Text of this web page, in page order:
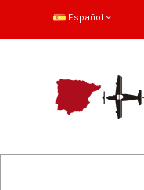
Español